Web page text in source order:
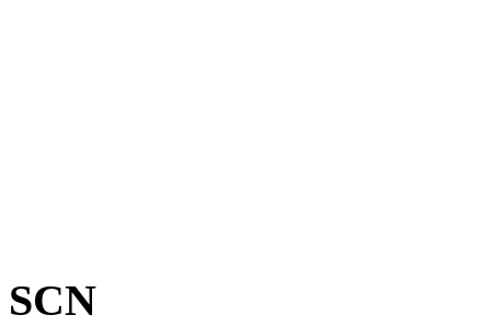
SCN